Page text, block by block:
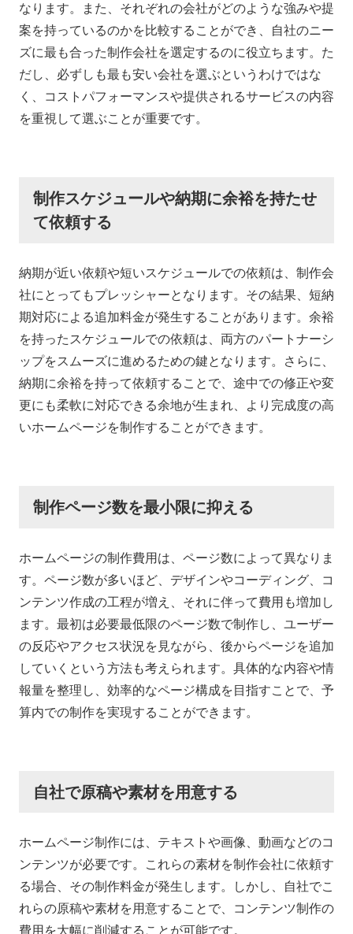
なります。また、それぞれの会社がどのような強みや提
案を持っているのかを比較することができ、自社のニー
ズに最も合った制作会社を選定するのに役立ちます。た
だし、必ずしも最も安い会社を選ぶというわけではな
く、コストパフォーマンスや提供されるサービスの内容
を重視して選ぶことが重要です。
制作スケジュールや納期に余裕を持たせ
て依頼する
納期が近い依頼や短いスケジュールでの依頼は、制作会
社にとってもプレッシャーとなります。その結果、短納
期対応による追加料金が発生することがあります。余裕
を持ったスケジュールでの依頼は、両方のパートナーシ
ップをスムーズに進めるための鍵となります。さらに、
納期に余裕を持って依頼することで、途中での修正や変
更にも柔軟に対応できる余地が生まれ、より完成度の高
いホームページを制作することができます。
制作ページ数を最小限に抑える
ホームページの制作費用は、ページ数によって異なりま
す。ページ数が多いほど、デザインやコーディング、コ
ンテンツ作成の工程が増え、それに伴って費用も増加し
ます。最初は必要最低限のページ数で制作し、ユーザー
の反応やアクセス状況を見ながら、後からページを追加
していくという方法も考えられます。具体的な内容や情
報量を整理し、効率的なページ構成を目指すことで、予
算内での制作を実現することができます。
自社で原稿や素材を用意する
ホームページ制作には、テキストや画像、動画などのコ
ンテンツが必要です。これらの素材を制作会社に依頼す
る場合、その制作料金が発生します。しかし、自社でこ
れらの原稿や素材を用意することで、コンテンツ制作の
費用を大幅に削減することが可能です。